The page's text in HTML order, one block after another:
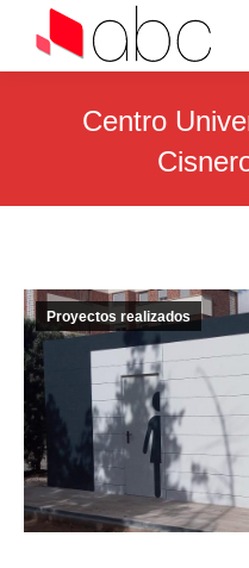
Centro
Proyectos realizados